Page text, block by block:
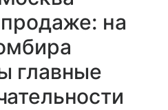
на
главные